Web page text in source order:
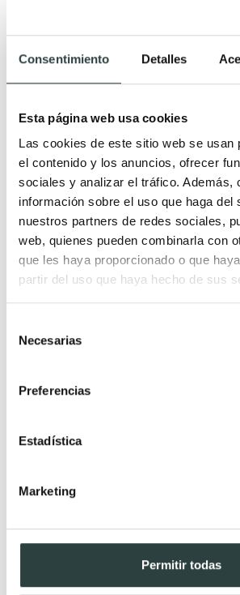
Consentimiento Detalles
Esta página web usa cookies
Las cookies de este sitio web se usan
el contenido y los anuncios, ofrecer
sociales y analizar el tráfico. Además,
información sobre el uso que haga del
nuestros partners de redes sociales,
web, quienes pueden combinarla con
que les haya proporcionado o que
partir del uso que haya hecho de sus
Necesarias
Preferencias
Estadística
Marketing
Permitir todas
Grifo de bañera exenta Imex
Monomando
351,00€474,32€ −26%